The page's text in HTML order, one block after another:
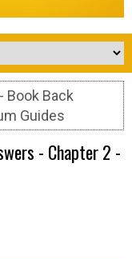
Book Back
Guides
- Chapter 2 -